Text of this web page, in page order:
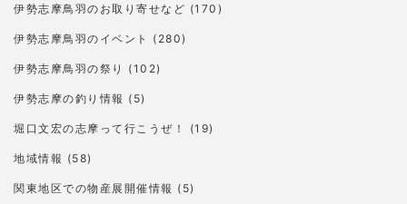
伊勢志摩鳥羽のお取り寄せなど (170)
伊勢志摩鳥羽のイベント (280)
伊勢志摩鳥羽の祭り (102)
伊勢志摩の釣り情報 (5)
堀口文宏の志摩って行こうぜ！ (19)
地域情報 (58)
関東地区での物産展開催情報 (5)